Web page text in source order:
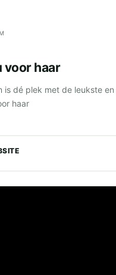
voor haar
is dé plek met de leukste
haar